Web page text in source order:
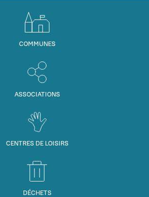
COMMUNES
ASSOCIATIONS
CENTRES DE LOISIRS
DÉCHETS